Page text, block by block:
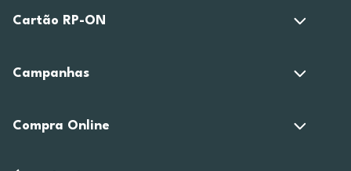
Cartão RP-ON
Campanhas
Compra Online